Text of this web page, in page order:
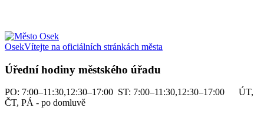
OsekVítejte na oficiálních stránkách města
Úřední hodiny městského úřadu
PO: 7:00–11:30,12:30–17:00 ST: 7:00–11:30,12:30–17:00 ÚT,
ČT, PÁ - po domluvě